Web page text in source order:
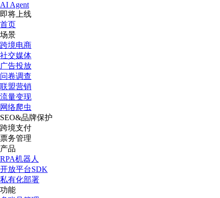
AI Agent
即将上线
首页
场景
跨境电商
社交媒体
广告投放
问卷调查
联盟营销
流量变现
网络爬虫
SEO&品牌保护
跨境支付
票务管理
产品
RPA机器人
开放平台SDK
私有化部署
功能